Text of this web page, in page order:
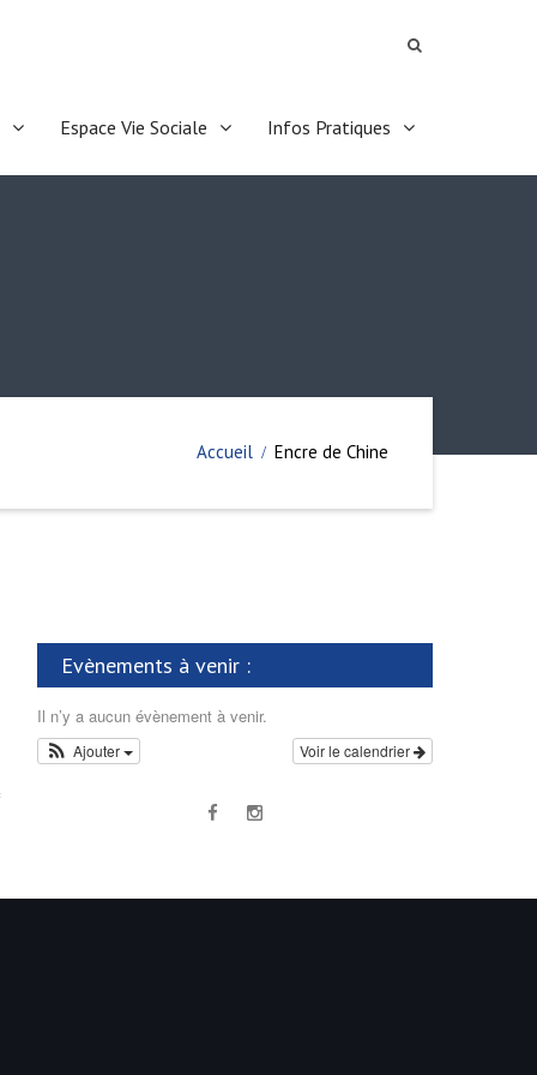
Espace Vie Sociale Infos Pratiques
Accueil Encre de Chine
Evènements à venir :
Il n’y a aucun évènement à venir.
Voir le calendrier
Ajouter